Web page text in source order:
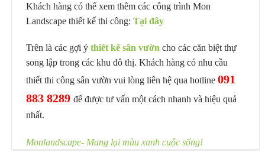
Khách hàng có thể xem thêm các công trình Mon
Landscape thiết kế thi công: Tại đây
Trên là các gợi ý thiết kế sân vườn cho các căn biệt thự
song lập trong các khu đô thị. Khách hàng có nhu cầu
thiết thi công sân vườn vui lòng liên hệ qua hotline 091
883 8289 để được tư vấn một cách nhanh và hiệu quả
nhất.
Monlandscape- Mang lại màu xanh cuộc sống!